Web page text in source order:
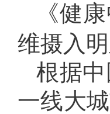
《健
维摄入明
根据
一线大